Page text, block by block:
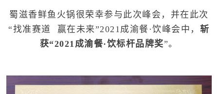
蜀滋香鲜鱼火锅很荣幸参与此次峰会，并在此次
“找准赛道 赢在未来”2021成渝餐·饮峰会中， 斩
获“2021成渝餐·饮标杆品牌奖”。